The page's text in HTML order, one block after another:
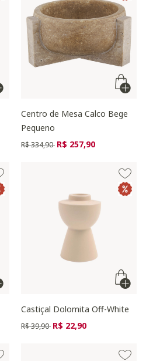
Centro de Mesa Calco Bege
Pequeno
Preço reduzido de
R$ 334,90 para
R$ 257,90
Castiçal Dolomita Off-White
Preço reduzido de
R$ 39,90 para
R$ 22,90